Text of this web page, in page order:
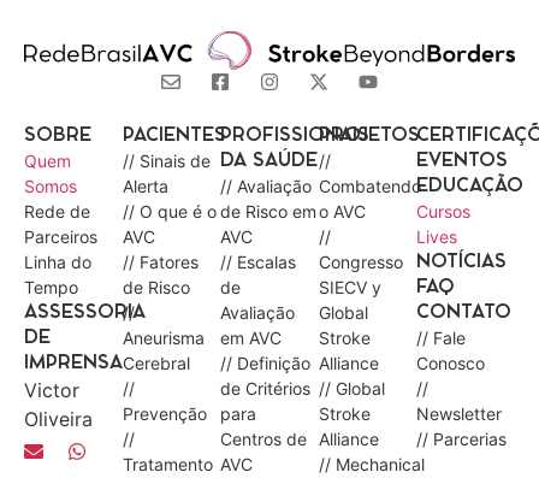
SOBRE
Quem
Somos
Rede de
Parceiros
Linha do
Tempo
ASSESSORIA
DE
IMPRENSA
Victor
Oliveira
PACIENTES
// Sinais de
Alerta
// O que é o
AVC
// Fatores
de Risco
//
Aneurisma
Cerebral
//
Prevenção
//
Tratamento
PROFISSIONAIS
DA SAÚDE
// Avaliação
de Risco em
AVC
// Escalas
de
Avaliação
em AVC
// Definição
de Critérios
para
Centros de
AVC
PROJETOS
//
Combatendo
o AVC
//
Congresso
SIECV y
Global
Stroke
Alliance
// Global
Stroke
Alliance
// Mechanical
EVENTOS
EDUCAÇÃO
Cursos
Lives
NOTÍCIAS
FAQ
CONTATO
// Fale
Conosco
//
Newsletter
// Parcerias